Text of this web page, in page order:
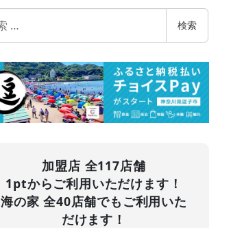
検索
加盟店 全117店舗
1ptからご利用いただけます！
海の家 全40店舗でもご利用いた
だけます！